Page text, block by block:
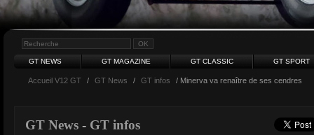
GT NEWS GT MAGAZINE GT CLASSIC GT SPORT
Accueil V12 GT / GT News / GT infos / Minerva va renaître de ses cendres
GT News - GT infos